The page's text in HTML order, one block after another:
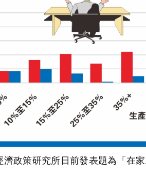
政策研究所日前發表題為「在